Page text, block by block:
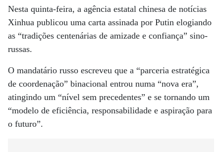
Nesta quinta-feira, a agência estatal chinesa de notícias
Xinhua publicou uma carta assinada por Putin elogiando
as “tradições centenárias de amizade e confiança” sino-
russas.
O mandatário russo escreveu que a “parceria estratégica
de coordenação” binacional entrou numa “nova era”,
atingindo um “nível sem precedentes” e se tornando um
“modelo de eficiência, responsabilidade e aspiração para
o futuro”.